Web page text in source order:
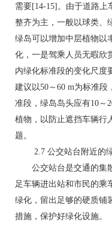
需要[14-15]。由于道路上
整齐为主，一般以球类、
绿岛可以增加中层植物以
化，一是驾乘人员无暇欣
内绿化标准段的变化尺度
建议以50～60 m为标准段
准段，绿岛岛头应有10～
植物，以防止遮挡车辆行
题。
2.7 公交站台附近的
公交站台是交通的集散
足车辆进出站和市民的乘
绿化，留出足够的硬质铺
措施，保护好绿化设施。